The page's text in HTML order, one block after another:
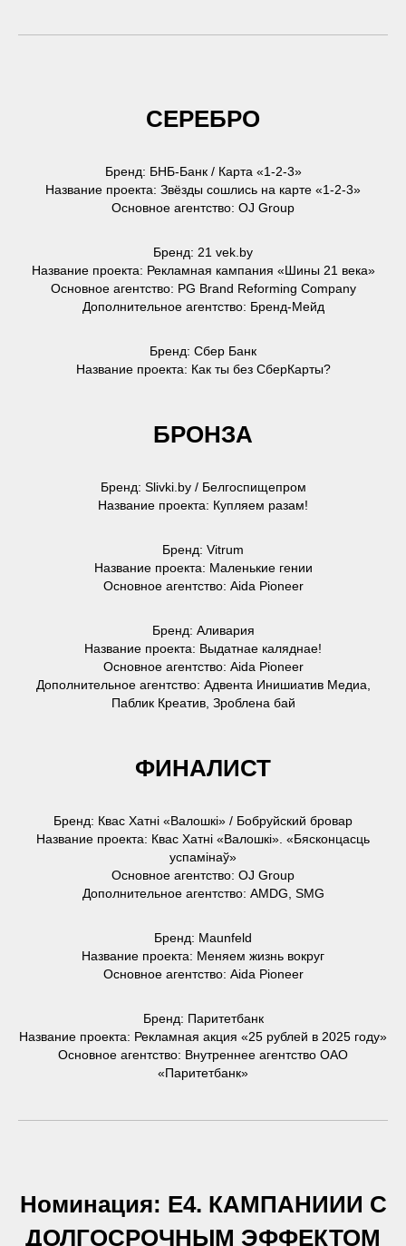
СЕРЕБРО
Бренд: БНБ-Банк / Карта «1-2-3»
Название проекта: Звёзды сошлись на карте «1-2-3»
Основное агентство: OJ Group
Бренд: 21 vek.by
Название проекта: Рекламная кампания «Шины 21 века»
Основное агентство: PG Brand Reforming Company
Дополнительное агентство: Бренд-Мейд
Бренд: Сбер Банк
Название проекта: Как ты без СберКарты?
БРОНЗА
Бренд: Slivki.by / Белгоспищепром
Название проекта: Купляем разам!
Бренд: Vitrum
Название проекта: Маленькие гении
Основное агентство: Aida Pioneer
Бренд: Аливария
Название проекта: Выдатнае каляднае!
Основное агентство: Aida Pioneer
Дополнительное агентство: Адвента Инишиатив Медиа,
Паблик Креатив, Зроблена бай
ФИНАЛИСТ
Бренд: Квас Хатнi «Валошкi» / Бобруйский бровар
Название проекта: Квас Хатнi «Валошкi». «Бясконцасць
успамiнаў»
Основное агентство: OJ Group
Дополнительное агентство: AMDG, SMG
Бренд: Maunfeld
Название проекта: Меняем жизнь вокруг
Основное агентство: Aida Pioneer
Бренд: Паритетбанк
Название проекта: Рекламная акция «25 рублей в 2025 году»
Основное агентство: Внутреннее агентство ОАО
«Паритетбанк»
Номинация: Е4. КАМПАНИИИ С
ДОЛГОСРОЧНЫМ ЭФФЕКТОМ